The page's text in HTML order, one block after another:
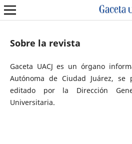
Sobre la revista
Gaceta UACJ es un órgano
Autónoma de Ciudad Juárez,
editado por la Dirección
Universitaria.